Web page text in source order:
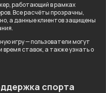
работающий в рамках
Все расчёты прозрачны,
а данные клиентов защищены
игру — пользователи могут
ставок, а также узнать о
спорта